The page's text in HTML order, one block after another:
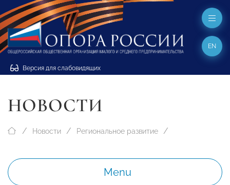
Версия для слабовидящих
EN
НОВОСТИ
Новости Региональное развитие
Menu